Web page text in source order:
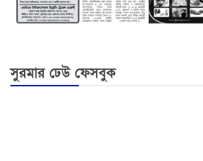
সুরমার ঢেউ ফেসবুক